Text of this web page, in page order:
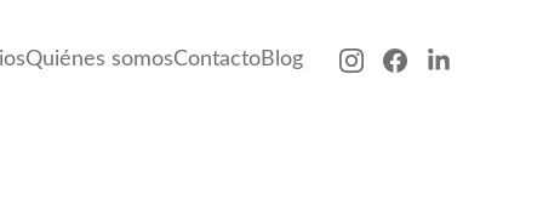
Quiénes somosContactoBlog